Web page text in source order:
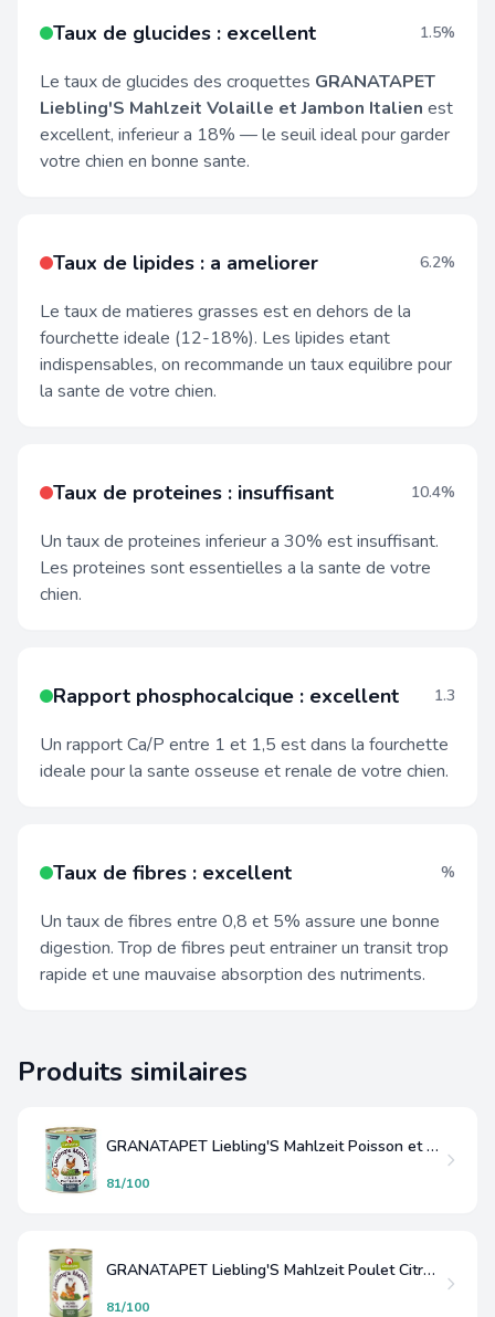
Taux de glucides : excellent 1.5%
Le taux de glucides des croquettes GRANATAPET
Liebling'S Mahlzeit Volaille et Jambon Italien est
excellent, inferieur a 18% — le seuil ideal pour garder
votre chien en bonne sante.
Taux de lipides : a ameliorer 6.2%
Le taux de matieres grasses est en dehors de la
fourchette ideale (12-18%). Les lipides etant
indispensables, on recommande un taux equilibre pour
la sante de votre chien.
Taux de proteines : insuffisant 10.4%
Un taux de proteines inferieur a 30% est insuffisant.
Les proteines sont essentielles a la sante de votre
chien.
Rapport phosphocalcique : excellent 1.3
Un rapport Ca/P entre 1 et 1,5 est dans la fourchette
ideale pour la sante osseuse et renale de votre chien.
Taux de fibres : excellent %
Un taux de fibres entre 0,8 et 5% assure une bonne
digestion. Trop de fibres peut entrainer un transit trop
rapide et une mauvaise absorption des nutriments.
Produits similaires
GRANATAPET Liebling'S Mahlzeit Poisson et Volaille
81/100
GRANATAPET Liebling'S Mahlzeit Poulet Citrouille
81/100